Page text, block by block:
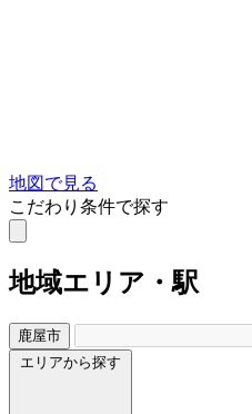
地図で見る
こだわり条件で探す
地域エリア・駅
鹿屋市
エリアから探す